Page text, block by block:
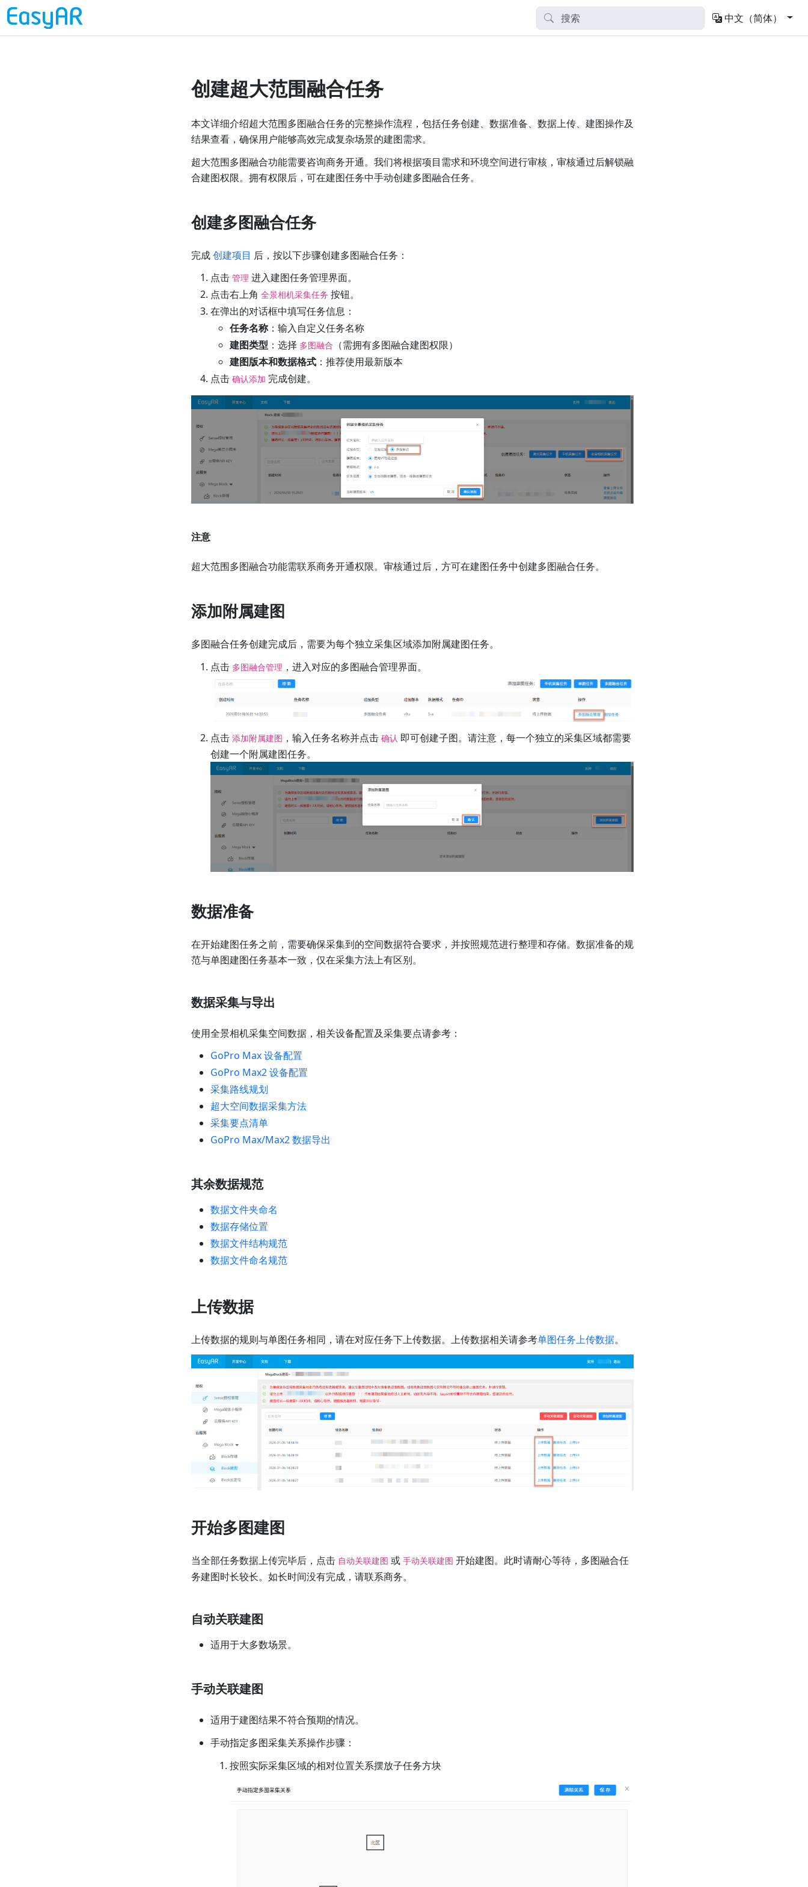
中文（简体）
创建超大范围融合任务
本文详细介绍超大范围多图融合任务的完整操作流程，包括任务创建、数据准备、数据上传、建图操作及
结果查看，确保用户能够高效完成复杂场景的建图需求。
超大范围多图融合功能需要咨询商务开通。我们将根据项目需求和环境空间进行审核，审核通过后解锁融
合建图权限。拥有权限后，可在建图任务中手动创建多图融合任务。
创建多图融合任务
完成创建项目 后，按以下步骤创建多图融合任务：
点击 管理 进入建图任务管理界面。
点击右上角 全景相机采集任务 按钮。
在弹出的对话框中填写任务信息：
任务名称：输入自定义任务名称
建图类型 ：选择 多图融合
（需拥有多图融合建图权限）
建图版本和数据格式：推荐使用最新版本
点击 确认添加 完成创建。
注意
超大范围多图融合功能需联系商务开通权限。审核通过后，方可在建图任务中创建多图融合任务。
添加附属建图
多图融合任务创建完成后，需要为每个独立采集区域添加附属建图任务。
点击 多图融合管理 ，进入对应的多图融合管理界面。
点击 添加附属建图 ，输入任务名称并点击 确认 即可创建子图。请注意，每一个独立的采集区域都需要
创建一个附属建图任务。
数据准备
在开始建图任务之前，需要确保采集到的空间数据符合要求，并按照规范进行整理和存储。数据准备的规
范与单图建图任务基本一致，仅在采集方法上有区别。
数据采集与导出
使用全景相机采集空间数据，相关设备配置及采集要点请参考：
GoPro Max 设备配置
GoPro Max2 设备配置
采集路线规划
超大空间数据采集方法
采集要点清单
GoPro Max/Max2 数据导出
其余数据规范
数据文件夹命名
数据存储位置
数据文件结构规范
数据文件命名规范
上传数据
上传数据的规则与单图任务相同，请在对应任务下上传数据。上传数据相关请参考单图任务上传数据。
开始多图建图
当全部任务数据上传完毕后，点击 自动关联建图 或 手动关联建图 开始建图。此时请耐心等待，多图融合任
务建图时长较长。如长时间没有完成，请联系商务。
自动关联建图
适用于大多数场景。
手动关联建图
适用于建图结果不符合预期的情况。
手动指定多图采集关系操作步骤：
按照实际采集区域的相对位置关系摆放子任务方块